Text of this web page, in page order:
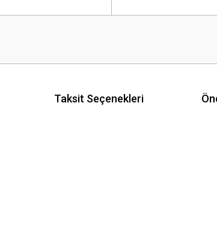
Taksit Seçenekleri